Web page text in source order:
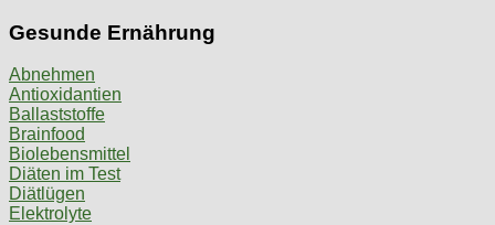
Gesunde Ernährung
Abnehmen
Antioxidantien
Ballaststoffe
Brainfood
Biolebensmittel
Diäten im Test
Diätlügen
Elektrolyte